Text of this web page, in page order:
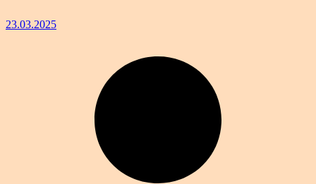
23.03.2025